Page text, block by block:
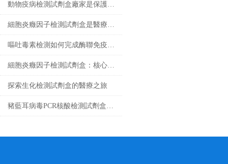
動物疫病檢測試劑盒廠家是保護動物健康的重要環節
細胞炎癥因子檢測試劑盒是醫療的微觀探索者
嘔吐毒素檢測如何完成酶聯免疫試驗
細胞炎癥因子檢測試劑盒：核心技術與檢測原理全解析
探索生化檢測試劑盒的醫療之旅
豬藍耳病毒PCR核酸檢測試劑盒基礎科普